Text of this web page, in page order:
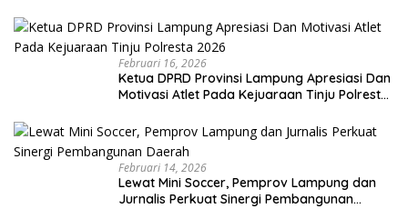
Februari 16, 2026
Ketua DPRD Provinsi Lampung Apresiasi Dan
Motivasi Atlet Pada Kejuaraan Tinju Polresta
Februari 14, 2026
Lewat Mini Soccer, Pemprov Lampung dan
Jurnalis Perkuat Sinergi Pembangunan